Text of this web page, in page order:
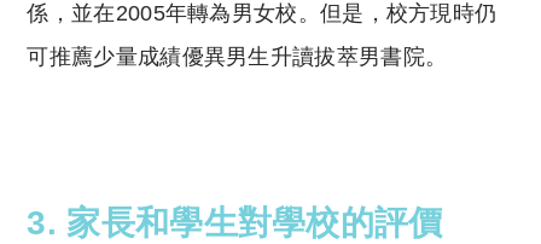
係，並在2005年轉為男女校。但是，校方現時仍
可推薦少量成績優異男生升讀拔萃男書院。
3. 家長和學生對學校的評價